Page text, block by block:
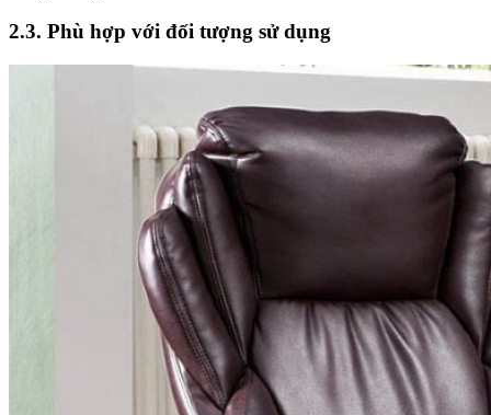
2.3. Phù hợp với đối tượng sử dụng